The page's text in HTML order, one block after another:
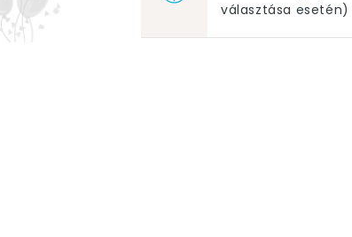
választása esetén)